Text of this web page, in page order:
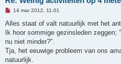
O
g
e
e
n
14 mar 2012, 11:01
Alles staat of valt natuurlijk met het
Ik hoor sommige gezinsleden zeggen;
nu niet minder?".
Tja, het eeuwige probleem van ons
natuurlijk.